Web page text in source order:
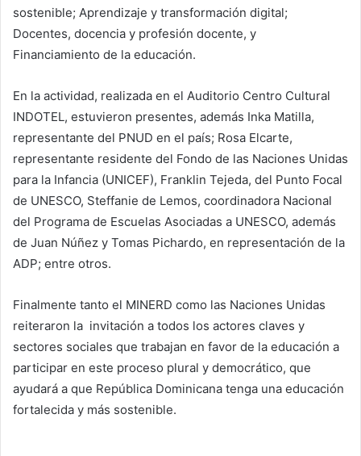
sostenible; Aprendizaje y transformación digital;
Docentes, docencia y profesión docente, y
Financiamiento de la educación.
En la actividad, realizada en el Auditorio Centro Cultural
INDOTEL, estuvieron presentes, además Inka Matilla,
representante del PNUD en el país; Rosa Elcarte,
representante residente del Fondo de las Naciones Unidas
para la Infancia (UNICEF), Franklin Tejeda, del Punto Focal
de UNESCO, Steffanie de Lemos, coordinadora Nacional
del Programa de Escuelas Asociadas a UNESCO, además
de Juan Núñez y Tomas Pichardo, en representación de la
ADP; entre otros.
Finalmente tanto el MINERD como las Naciones Unidas
reiteraron la invitación a todos los actores claves y
sectores sociales que trabajan en favor de la educación a
participar en este proceso plural y democrático, que
ayudará a que República Dominicana tenga una educación
fortalecida y más sostenible.